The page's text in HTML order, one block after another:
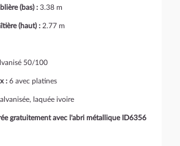
(bas) : 3.38 m
(haut) : 2.77 m
50/100
: 6 avec platines
laquée ivoire
gratuitement avec l'abri métallique ID6356